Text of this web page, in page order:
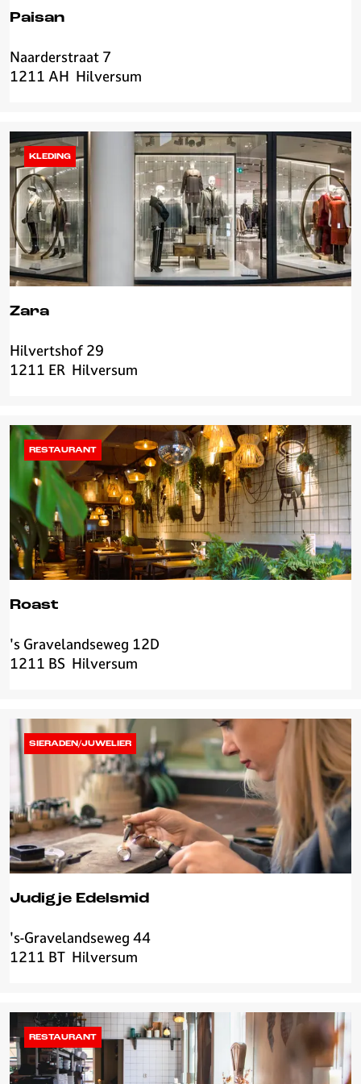
Paisan
P
a
a
n
Naarderstraat 7
1211 AH Hilversum
Zara
Z
a
KLEDING
Hilvertshof 29
1211 ER Hilversum
Roast
R
o
t
RESTAURANT
's Gravelandseweg 12D
1211 BS Hilversum
Judigje Edelsmid
J
u
g
j
e
E
SIERADEN/JUWELIER
's-Gravelandseweg 44
1211 BT Hilversum
RESTAURANT